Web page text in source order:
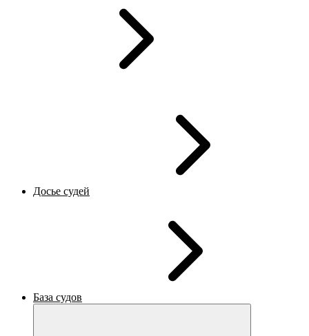
Досье судей
База судов